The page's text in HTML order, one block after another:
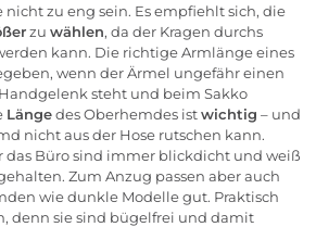
nicht zu eng sein. Es empfiehlt sich, die
zu wählen, da der Kragen durchs
kann. Die richtige Armlänge eines
wenn der Ärmel ungefähr einen
steht und beim Sakko
Längedes Oberhemdes istwichtig – und
nicht aus der Hose rutschen kann.
das Büro sind immer blickdicht und weiß
Zum Anzug passen aber auch
wie dunkle Modelle gut. Praktisch
denn sie sind bügelfrei und damit